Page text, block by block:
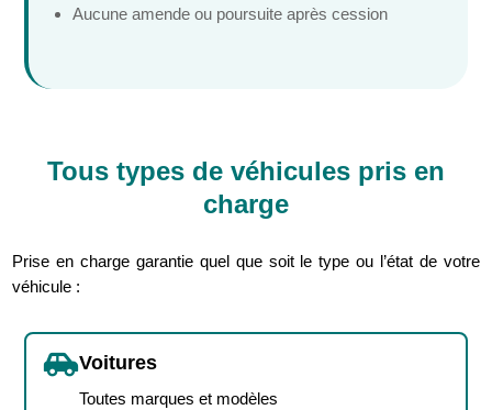
Aucune amende ou poursuite après cession
Tous types de véhicules pris en
charge
Prise en charge garantie quel que soit le type ou l’état de votre
véhicule :
Voitures
Toutes marques et modèles